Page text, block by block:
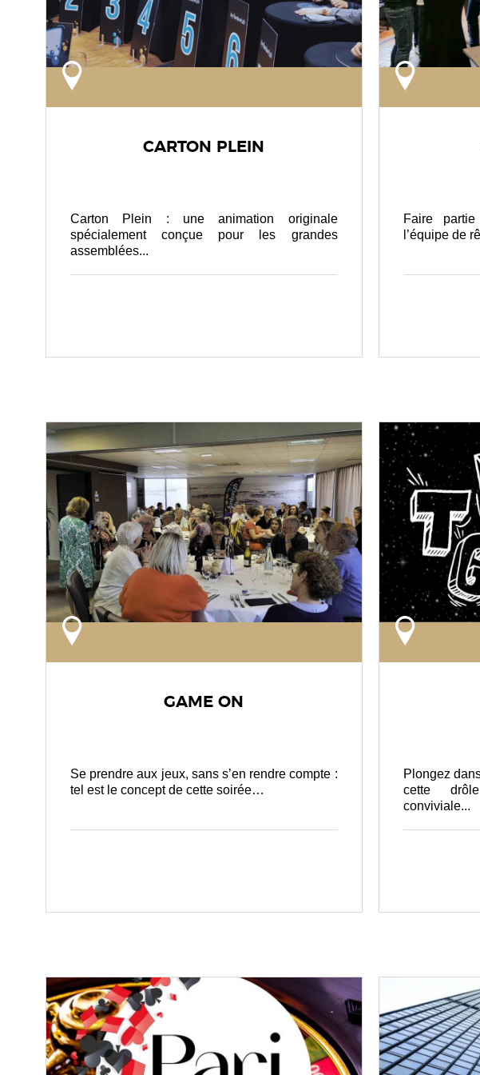
CARTON PLEIN
Carton Plein : une animation originale
spécialement conçue pour les grandes
assemblées...
Faire
l’équipe de
GAME ON
Se prendre aux jeux, sans s’en rendre compte :
tel est le concept de cette soirée…
Plongez
cette
conviviale...